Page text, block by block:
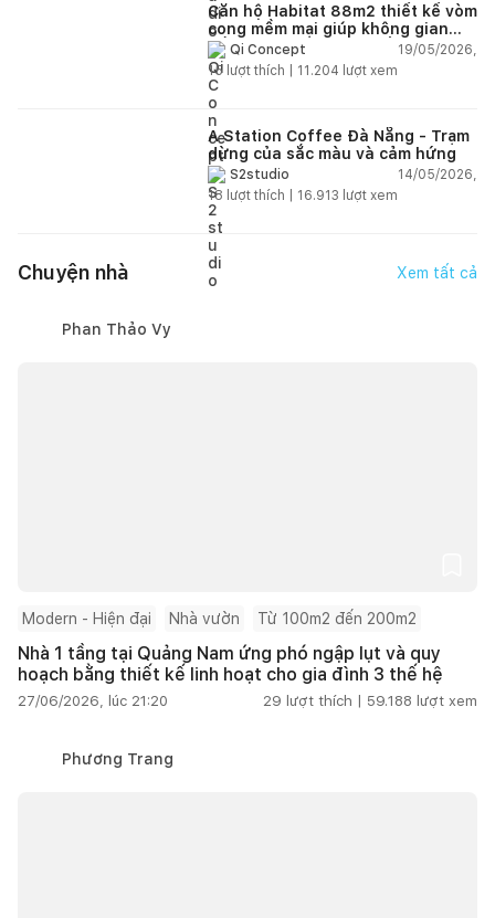
Căn hộ Habitat 88m2 thiết kế vòm
cong mềm mại giúp không gian
sống hiện đại trở nên ấm áp hơn
Qi Concept
19/05/2026,
15 lượt thích | 11.204 lượt xem
A Station Coffee Đà Nẵng - Trạm
dừng của sắc màu và cảm hứng
S2studio
14/05/2026,
18 lượt thích | 16.913 lượt xem
Chuyện nhà Xem tất cả
Phan Thảo Vy
Modern - Hiện đại Nhà vườn Từ 100m2 đến 200m2
Nhà 1 tầng tại Quảng Nam ứng phó ngập lụt và quy
hoạch bằng thiết kế linh hoạt cho gia đình 3 thế hệ
27/06/2026, lúc 21:20 29 lượt thích | 59.188 lượt xem
Phương Trang